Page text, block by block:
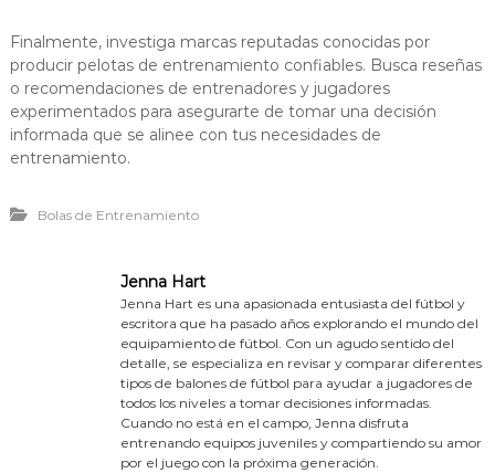
Finalmente, investiga marcas reputadas conocidas por
producir pelotas de entrenamiento confiables. Busca reseñas
o recomendaciones de entrenadores y jugadores
experimentados para asegurarte de tomar una decisión
informada que se alinee con tus necesidades de
entrenamiento.
Bolas de Entrenamiento
Jenna Hart
Jenna Hart es una apasionada entusiasta del fútbol y
escritora que ha pasado años explorando el mundo del
equipamiento de fútbol. Con un agudo sentido del
detalle, se especializa en revisar y comparar diferentes
tipos de balones de fútbol para ayudar a jugadores de
todos los niveles a tomar decisiones informadas.
Cuando no está en el campo, Jenna disfruta
entrenando equipos juveniles y compartiendo su amor
por el juego con la próxima generación.